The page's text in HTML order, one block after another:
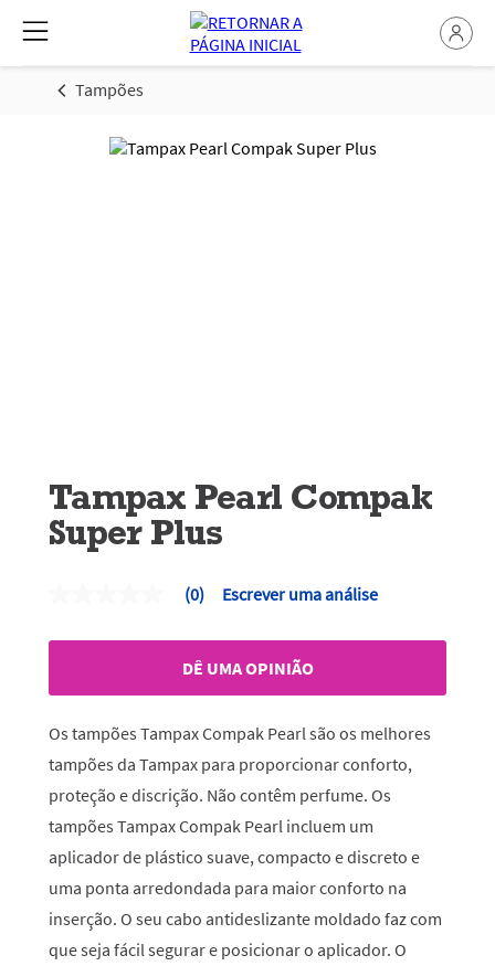
Tampões
Tampax Pearl Compak
Super Plus
de
para
mesma
página.
(0) Escrever uma análise
DÊ UMA OPINIÃO
Os tampões Tampax Compak Pearl são os melhores
tampões da Tampax para proporcionar conforto,
proteção e discrição. Não contêm perfume. Os
tampões Tampax Compak Pearl incluem um
aplicador de plástico suave, compacto e discreto e
uma ponta arredondada para maior conforto na
inserção. O seu cabo antideslizante moldado faz com
que seja fácil segurar e posicionar o aplicador. O